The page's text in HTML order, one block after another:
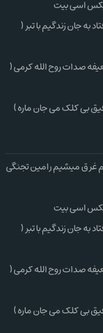
اسی بیت
به جان زندگیم با تبر (
صدات روح الله کرمی (
بی کلک می جان ماره )
غرق میشیم رامین تجنگی
اسی بیت
به جان زندگیم با تبر (
صدات روح الله کرمی (
بی کلک می جان ماره )